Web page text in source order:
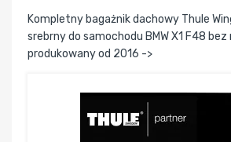
Kompletny bagażnik dachowy Thule
srebrny do samochodu BMW X1 F48 bez
produkowany od 2016 ->